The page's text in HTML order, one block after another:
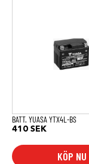
BATT. YUASA YTX4L-BS
410 SEK
KÖP NU